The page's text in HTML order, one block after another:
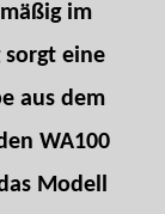
im
sorgt eine
aus dem
WA100
Modell